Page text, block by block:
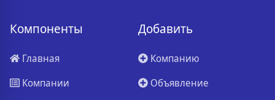
Компоненты
Главная
Компании
Добавить
Компанию
Объявление